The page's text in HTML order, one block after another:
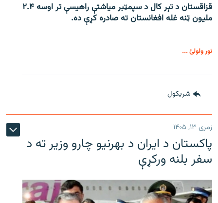
قزاقستان د تېر کال د سپمټبر میاشتې راهیسې تر اوسه ۲.۴
ملیون ټنه غله افغانستان ته صادره کړې ده.
نور ولولئ ...
شريکول
زمری ۱۳, ۱۴۰۵
پاکستان د ایران د بهرنیو چارو وزیر ته د
سفر بلنه ورکړې